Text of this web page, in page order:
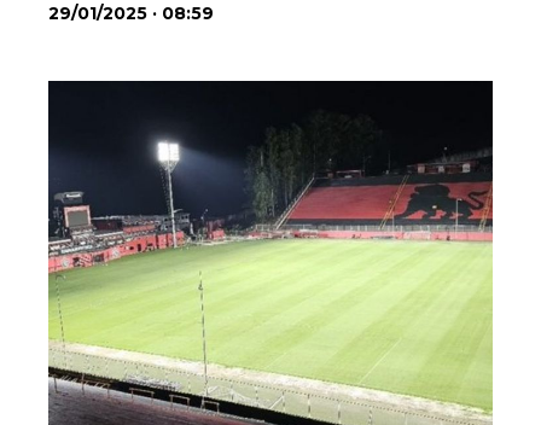
29/01/2025 · 08:59